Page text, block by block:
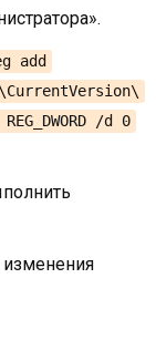
add
/d 0
изменения